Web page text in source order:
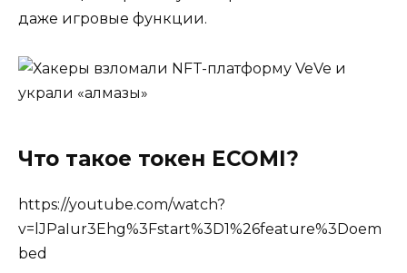
даже игровые функции.
Что такое токен ECOMI?
https://youtube.com/watch?
v=lJPaIur3Ehg%3Fstart%3D1%26feature%3Doem
bed